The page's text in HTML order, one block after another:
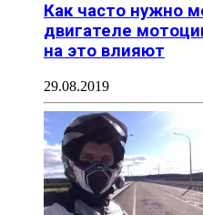
Как часто нужно
двигателе
на это влияют
29.08.2019